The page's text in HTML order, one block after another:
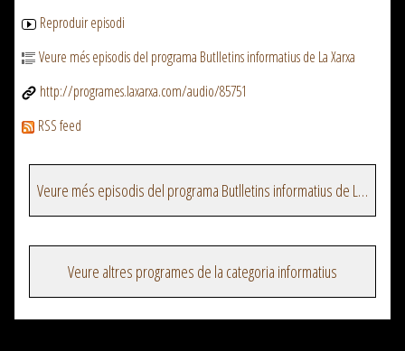
Reproduir episodi
Veure més episodis del programa Butlletins informatius de La Xarxa
http://programes.laxarxa.com/audio/85751
RSS feed
Veure més episodis del programa Butlletins informatius de La Xarxa
Veure altres programes de la categoria informatius